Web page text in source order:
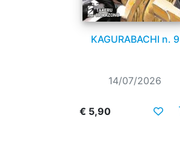
KAGURABACHI n. 9
14/07/2026
€ 5,90